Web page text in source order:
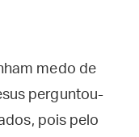
medo de
perguntou-
pois pelo